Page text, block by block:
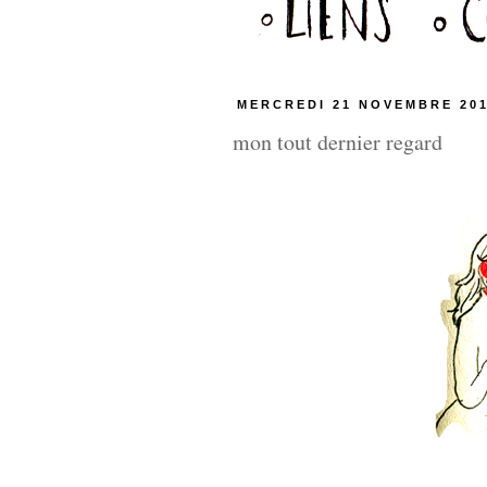
MERCREDI 21 NOVEMBRE
mon tout dernier regard